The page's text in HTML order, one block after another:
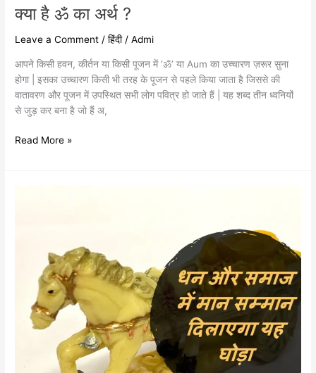
क्या है ॐ का अर्थ ?
Leave a Comment /हिंदी/Admi
आपने किसी हवन, कीर्तन या किसी पूजन में ‘ॐ’ या Aum का उच्चारण ज़रूर सुना
होगा | इसका उच्चारण किसी भी तरह के पूजन से पहले किया जाता है जिससे की
वातावरण और पूजन में उपस्थित सभी लोग पवित्र हो जाते हैं | यह शब्द तीन ध्वनियों
से जुड़ कर बना है जो हैं अ,
Read More »